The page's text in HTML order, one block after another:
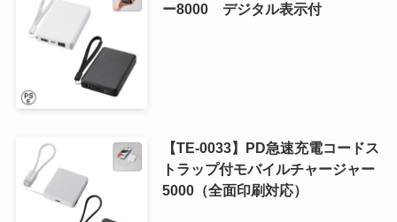
ー8000 デジタル表示付
【TE-0033】PD急速充電コードス
トラップ付モバイルチャージャー
5000（全面印刷対応）